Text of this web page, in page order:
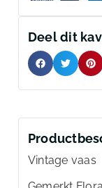
Deel dit
Vintage vaas